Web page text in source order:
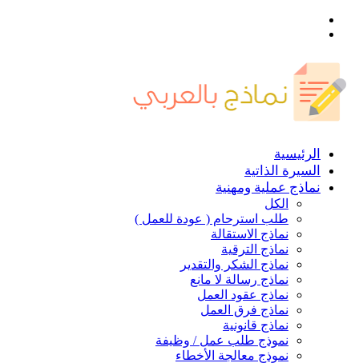
الرئيسية
السيرة الذاتية
نماذج عملية ومهنية
الكل
طلب استرحام ( عودة للعمل )
نماذج الاستقالة
نماذج الترقية
نماذج الشكر والتقدير
نماذج رسالة لا مانع
نماذج عقود العمل
نماذج فرق العمل
نماذج قانونية
نموذج طلب عمل / وظيفة
نموذج معالجة الأخطاء